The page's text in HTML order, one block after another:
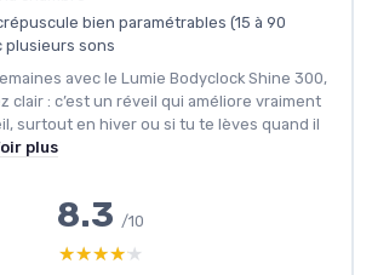
bien paramétrables (15 à 90
plusieurs sons
avec le Lumie Bodyclock Shine 300,
clair : c’est un réveil qui améliore vraiment
surtout en hiver ou si tu te lèves quand il
plus
8.3 /10
★★★★★
★★★★★